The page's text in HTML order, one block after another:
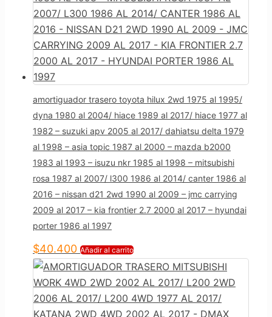
amortiguador trasero toyota hilux 2wd 1975 al 1995/
dyna 1980 al 2004/ hiace 1989 al 2017/ hiace 1977 al
1982 – suzuki apv 2005 al 2017/ dahiatsu delta 1979
al 1998 – asia topic 1987 al 2000 – mazda b2000
1983 al 1993 – isuzu nkr 1985 al 1998 – mitsubishi
rosa 1987 al 2007/ l300 1986 al 2014/ canter 1986 al
2016 – nissan d21 2wd 1990 al 2009 – jmc carrying
2009 al 2017 – kia frontier 2.7 2000 al 2017 – hyundai
porter 1986 al 1997
$40.400 Añadir al carrito